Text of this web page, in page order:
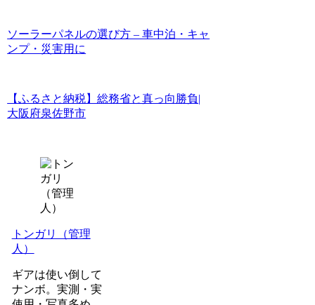
ソーラーパネルの選び方 – 車中泊・キャ
ンプ・災害用に
【ふるさと納税】総務省と真っ向勝負|
大阪府泉佐野市
トンガリ（管理
人）
ギアは使い倒して
ナンボ。実測・実